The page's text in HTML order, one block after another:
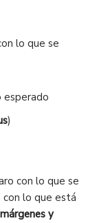
lo que se
esperado
)
con lo que se
lo que está
y